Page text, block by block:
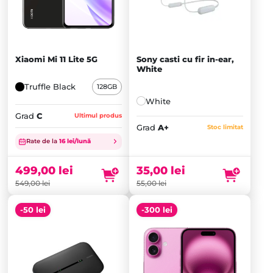
Xiaomi Mi 11 Lite 5G
Truffle Black 128GB
Grad C Ultimul produs
Rate de la 16 lei/lună
549,00lei
Prețul
inițial
fost:
549,00 lei.
499,00 lei
Prețul
este:
499,00 lei.
Sony casti cu fir in-ear,
White
White
Grad A+ Stoc limitat
55,00lei
35,00 lei
-50 lei -300 lei